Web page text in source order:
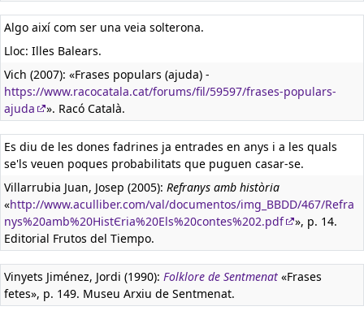
Algo així com ser una veia solterona.
Lloc: Illes Balears.
Vich (2007): «Frases populars (ajuda) -
https://www.racocatala.cat/forums/fil/59597/frases-populars-
ajuda
». Racó Català.
Es diu de les dones fadrines ja entrades en anys i a les quals
se'ls veuen poques probabilitats que puguen casar-se.
Villarrubia Juan, Josep (2005): Refranys amb història
«http://www.aculliber.com/val/documentos/img_BBDD/467/Refra
nys%20amb%20HistЄria%20Els%20contes%202.pdf
», p. 14.
Editorial Frutos del Tiempo.
Vinyets Jiménez, Jordi (1990): Folklore de Sentmenat «Frases
fetes», p. 149. Museu Arxiu de Sentmenat.